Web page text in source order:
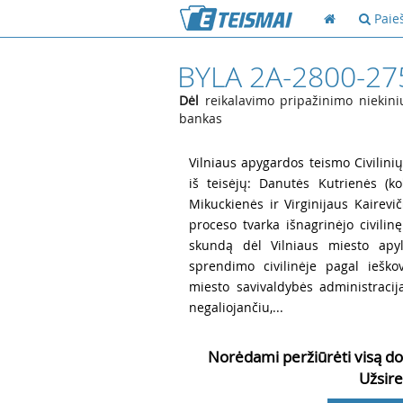
BYLA 2A-2800-
Dėl reikalavimo pripažinimo
bankas
Vilniaus apygardos teismo
iš teisėjų: Danutės Kutrienės
Mikuckienės ir Virginijaus
proceso tvarka išnagrinėjo
skundą dėl Vilniaus miesto
sprendimo civilinėje pagal
miesto savivaldybės
negaliojančiu,...
Norėdami peržiūrėti visą